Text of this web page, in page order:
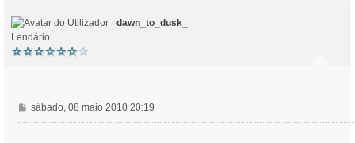
m
dawn_to_dusk_
Lendário
M
e
sábado, 08 maio 2010 20:19